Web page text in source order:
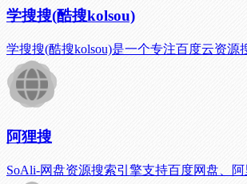
学搜搜(酷搜kolsou)
学搜搜(酷搜kolsou)是一个专注百度云资
阿狸搜
SoAli-网盘资源搜索引擎支持百度网盘、